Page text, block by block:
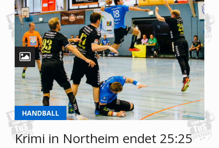
HANDBALL
Krimi in Northeim endet 25:25